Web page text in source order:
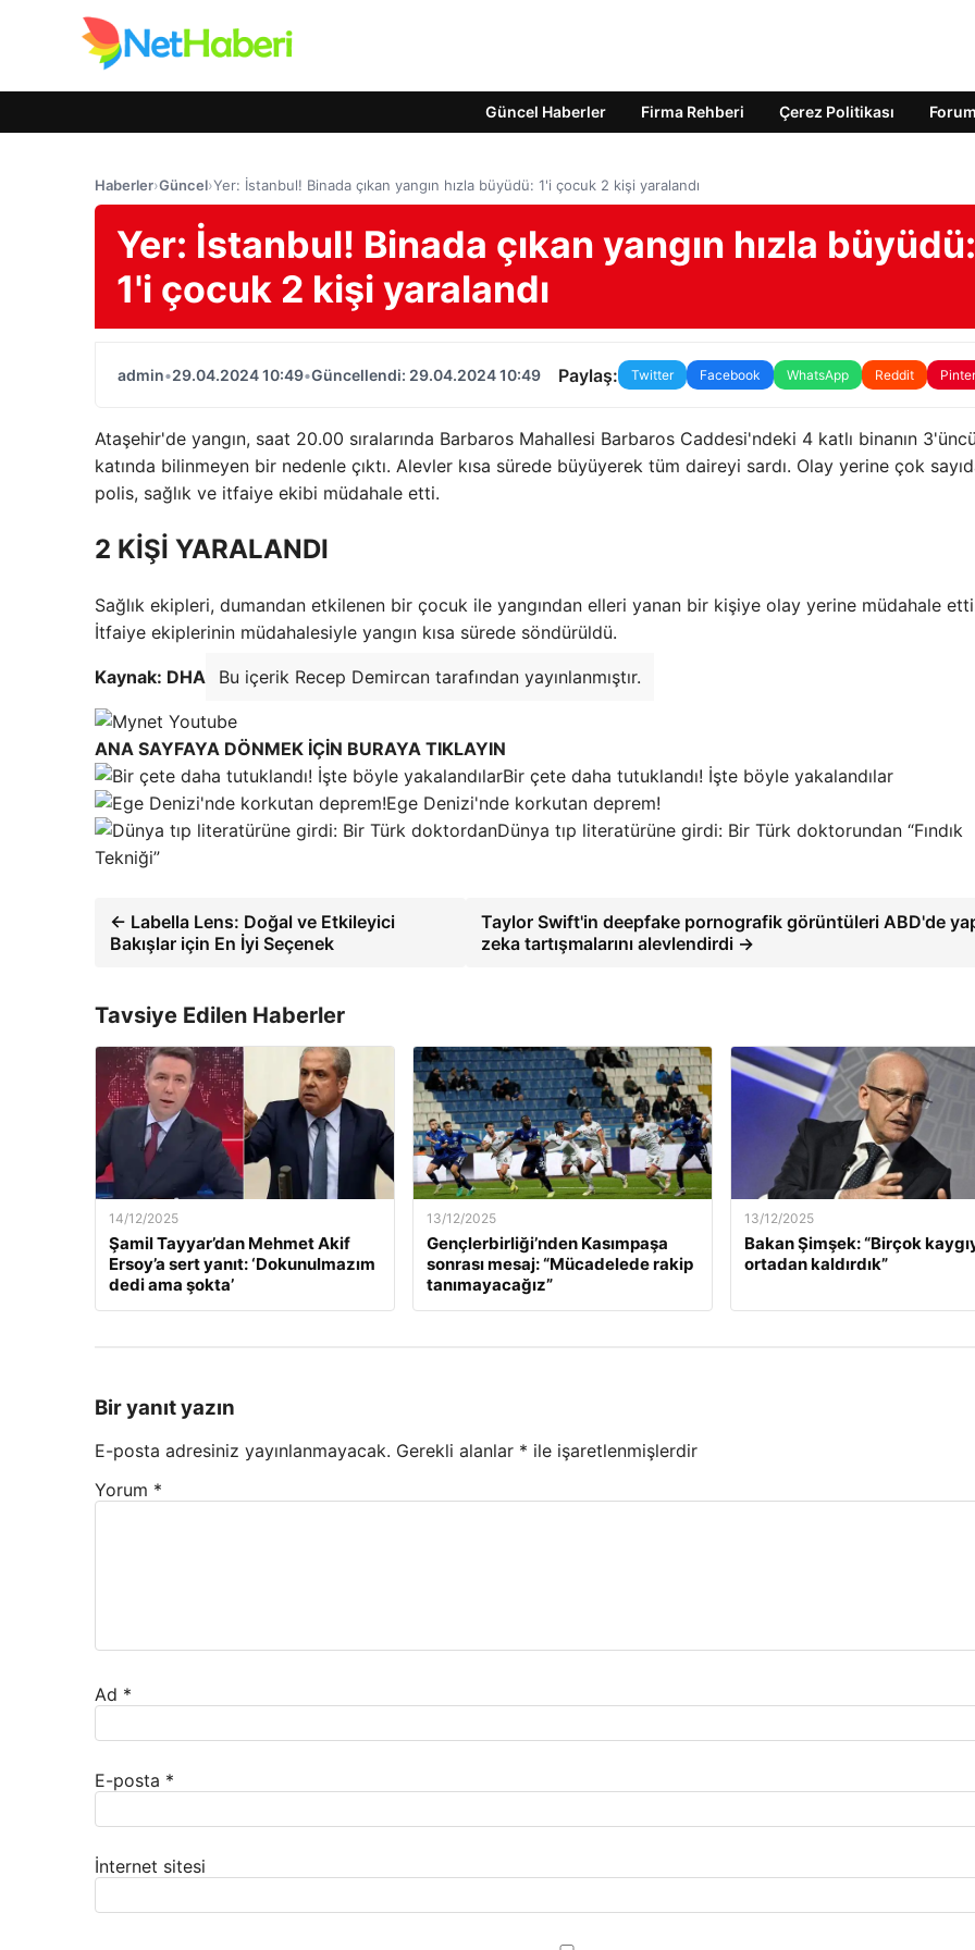
Güncel Haberler Firma Rehberi Çerez Politikası Forum
Haberler›Güncel›Yer: İstanbul! Binada çıkan yangın hızla büyüdü: 1'i çocuk 2 kişi yaralandı
Yer: İstanbul! Binada çıkan yangın hızla büyüdü:
1'i çocuk 2 kişi yaralandı
admin•29.04.2024 10:49•Güncellendi: 29.04.2024 10:49 Paylaş: Twitter Facebook WhatsApp Reddit
Ataşehir'de yangın, saat 20.00 sıralarında Barbaros Mahallesi Barbaros Caddesi'ndeki 4 katlı binanın 3'üncü
katında bilinmeyen bir nedenle çıktı. Alevler kısa sürede büyüyerek tüm daireyi sardı. Olay yerine çok
polis, sağlık ve itfaiye ekibi müdahale etti.
2 KİŞİ YARALANDI
Sağlık ekipleri, dumandan etkilenen bir çocuk ile yangından elleri yanan bir kişiye olay yerine müdahale
İtfaiye ekiplerinin müdahalesiyle yangın kısa sürede söndürüldü.
Kaynak: DHA Bu içerik Recep Demircan tarafından yayınlanmıştır.
ANA SAYFAYA DÖNMEK İÇİN BURAYA TIKLAYIN
Bir çete daha tutuklandı! İşte böyle yakalandılar
Ege Denizi'nde korkutan deprem!
Dünya tıp literatürüne girdi: Bir Türk doktorundan “Fındık
Tekniği”
← Labella Lens: Doğal ve Etkileyici
Bakışlar için En İyi Seçenek
Taylor Swift'in deepfake pornografik görüntüleri ABD'de
zeka tartışmalarını alevlendirdi →
Tavsiye Edilen Haberler
14/12/2025
Şamil Tayyar’dan Mehmet Akif
Ersoy’a sert yanıt: ‘Dokunulmazım
dedi ama şokta’
13/12/2025
Gençlerbirliği’nden Kasımpaşa
sonrası mesaj: “Mücadelede rakip
tanımayacağız”
13/12/2025
Bakan Şimşek: “Birçok
ortadan kaldırdık”
Bir yanıt yazın
E-posta adresiniz yayınlanmayacak. Gerekli alanlar * ile işaretlenmişlerdir
Yorum *
Ad *
E-posta *
İnternet sitesi